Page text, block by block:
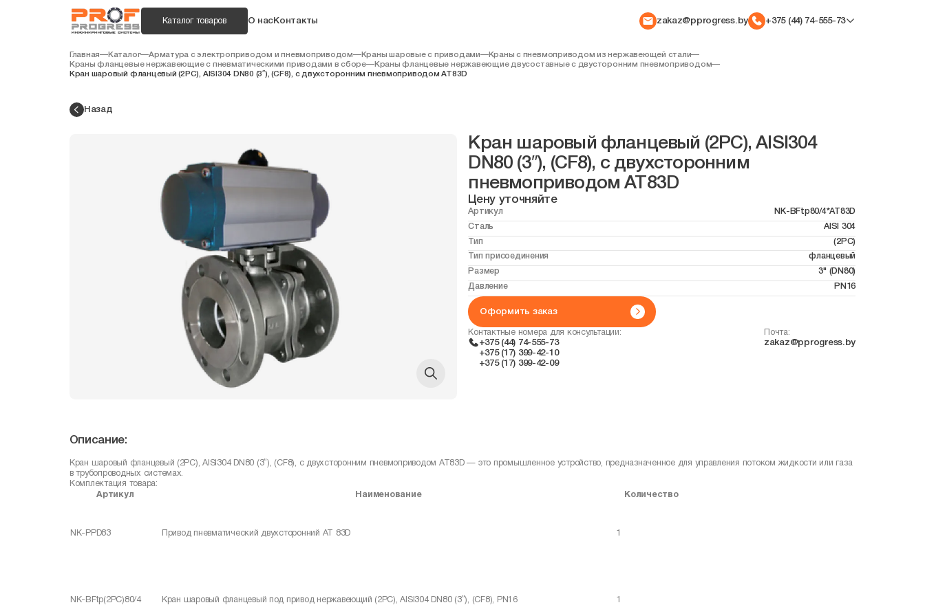
Каталог товаров О насКонтакты zakaz@pprogress.by +375 (44) 74-555-73
Главная—Каталог—Арматура с электроприводом и пневмоприводом—Краны шаровые с приводами—Краны с пневмоприводом из нержавеющей стали—
Краны фланцевые нержавеющие с пневматическими приводами в сборе—Краны фланцевые нержавеющие двусоставные с двусторонним пневмоприводом—
Кран шаровый фланцевый (2PC), AISI304 DN80 (3″), (CF8), с двухсторонним пневмоприводом AT83D
Назад
Кран шаровый фланцевый (2PC), AISI304
DN80 (3″), (CF8), с двухсторонним
пневмоприводом AT83D
Цену уточняйте
Артикул
NK-BFtp80/4*AT83D
Сталь
AISI 304
Тип
(2PC)
Тип присоединения
фланцевый
Размер
3" (DN80)
Давление
PN16
Оформить заказ
Контактные номера для консультации:
+375 (44) 74-555-73
+375 (17) 399-42-10
+375 (17) 399-42-09
Почта:
zakaz@pprogress.by
Описание:
Кран шаровый фланцевый (2PC), AISI304 DN80 (3″), (CF8), с двухсторонним пневмоприводом AT83D — это промышленное устройство, предназначенное для управления потоком жидкости или газа
в трубопроводных системах.
Комплектация товара:
Артикул
Наименование Количество
NK-PPD83 Привод пневматический двухсторонний AT 83D
NK-BFtp(2PC)80/4 Кран шаровый фланцевый под привод нержавеющий (2PC), AISI304 DN80 (3″), (CF8), PN16